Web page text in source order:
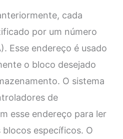
cada
por um número
Esse endereço é usado
o bloco desejado
O sistema
de
esse endereço para ler
específicos. O